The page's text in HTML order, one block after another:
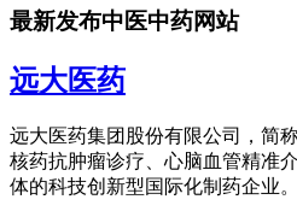
最新发布中医中药网站
远大医药
远大医药集团股份有限公司，简
核药抗肿瘤诊疗、心脑血管精准
体的科技创新型国际化制药企业